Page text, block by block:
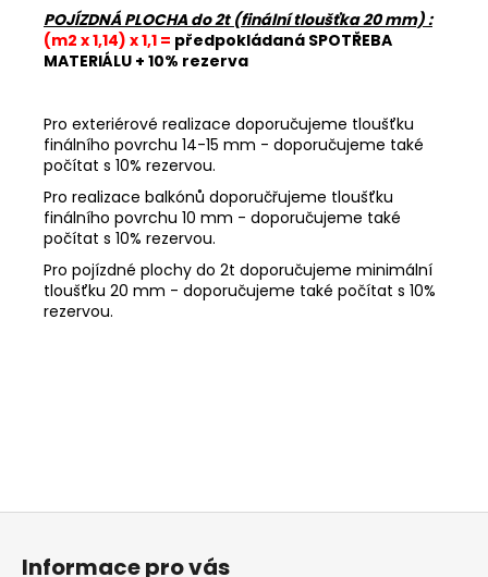
POJÍZDNÁ PLOCHA do 2t (finální tloušťka 20 mm) :
(m2 x 1,14) x 1,1 = předpokládaná SPOTŘEBA
MATERIÁLU + 10% rezerva
Pro exteriérové realizace doporučujeme tloušťku
finálního povrchu 14-15 mm - doporučujeme také
počítat s 10% rezervou.
Pro realizace balkónů doporučřujeme tloušťku
finálního povrchu 10 mm - doporučujeme také
počítat s 10% rezervou.
Pro pojízdné plochy do 2t doporučujeme minimální
tloušťku 20 mm - doporučujeme také počítat s 10%
rezervou.
Z
Informace pro vás